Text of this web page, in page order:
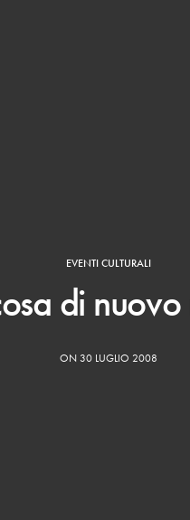
EVENTI CULTURALI
di nuovo
ON 30 LUGLIO 2008